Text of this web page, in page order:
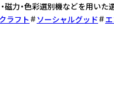
力・色彩選別機などを用いた
ラフト
ソーシャルグッド